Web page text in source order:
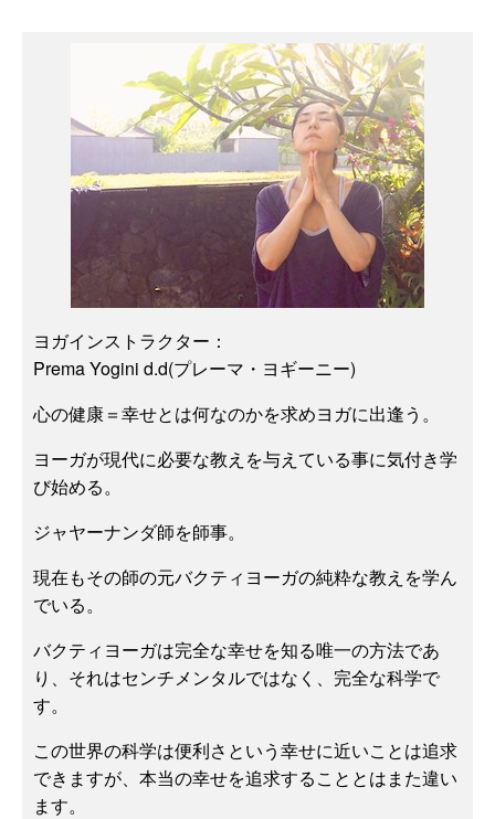
ヨガインストラクター：
Prema Yogini d.d(プレーマ・ヨギーニー)
心の健康＝幸せとは何なのかを求めヨガに出逢う。
ヨーガが現代に必要な教えを与えている事に気付き学
び始める。
ジャヤーナンダ師を師事。
現在もその師の元バクティヨーガの純粋な教えを学ん
でいる。
バクティヨーガは完全な幸せを知る唯一の方法であ
り、それはセンチメンタルではなく、完全な科学で
す。
この世界の科学は便利さという幸せに近いことは追求
できますが、本当の幸せを追求することとはまた違い
ます。